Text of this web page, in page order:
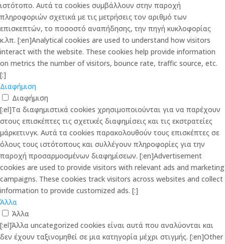
ιστότοπο. Αυτά τα cookies συμβάλλουν στην παροχή
πληροφοριών σχετικά με τις μετρήσεις τον αριθμό των
επισκεπτών, το ποσοστό αναπήδησης, την πηγή κυκλοφορίας
κ.λπ. [:en]Analytical cookies are used to understand how visitors
interact with the website. These cookies help provide information
on metrics the number of visitors, bounce rate, traffic source, etc.
[:]
Διαφήμιση
Διαφήμιση
[:el]Τα διαφημιστικά cookies χρησιμοποιούνται για να παρέχουν
στους επισκέπτες τις σχετικές διαφημίσεις και τις εκστρατείες
μάρκετινγκ. Αυτά τα cookies παρακολουθούν τους επισκέπτες σε
όλους τους ιστότοπους και συλλέγουν πληροφορίες για την
παροχή προσαρμοσμένων διαφημίσεων. [:en]Advertisement
cookies are used to provide visitors with relevant ads and marketing
campaigns. These cookies track visitors across websites and collect
information to provide customized ads. [:]
Άλλα
Άλλα
[:el]Άλλα uncategorized cookies είναι αυτά που αναλύονται και
δεν έχουν ταξινομηθεί σε μια κατηγορία μέχρι στιγμής. [:en]Other